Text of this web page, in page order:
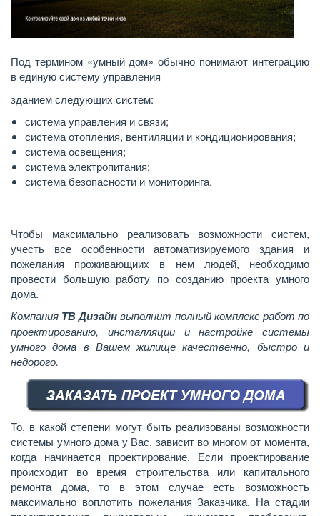
Под термином «умный дом» обычно понимают интеграцию
в единую систему управления
зданием следующих систем:
система управления и связи;
система отопления, вентиляции и кондиционирования;
система освещения;
система электропитания;
система безопасности и мониторинга.
Чтобы максимально реализовать возможности систем,
учесть все особенности автоматизируемого здания и
пожелания проживающиих в нем людей, необходимо
провести большую работу по созданию проекта умного
дома.
Компания ТВ Дизайнвыполнит полный комплекс работ по
проектированию, инсталляции и настройке системы
умного дома в Вашем жилище качественно, быстро и
недорого.
То, в какой степени могут быть реализованы возможности
системы умного дома у Вас, зависит во многом от момента,
когда начинается проектирование. Если проектирование
происходит во время строительства или капитального
ремонта дома, то в этом случае есть возможность
максимально воплотить пожелания Заказчика. На стадии